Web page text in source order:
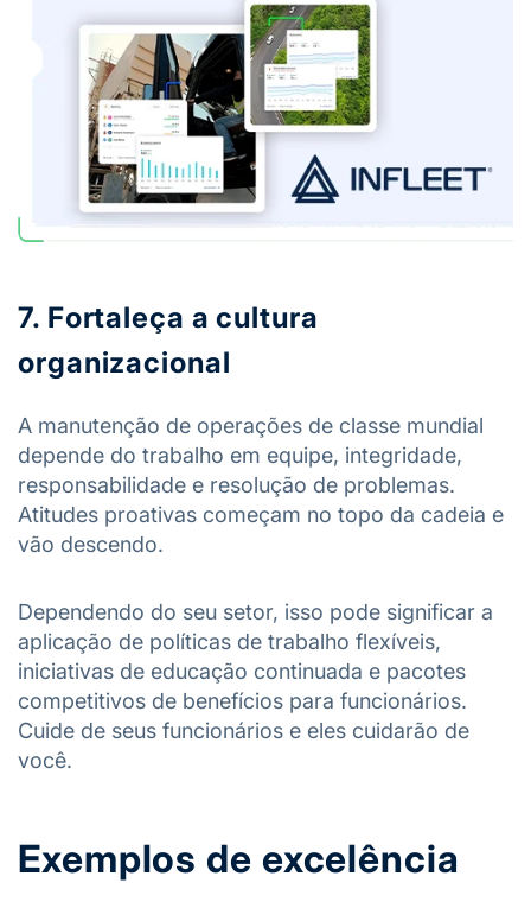
7. Fortaleça a cultura
organizacional
A manutenção de operações de classe mundial
depende do trabalho em equipe, integridade,
responsabilidade e resolução de problemas.
Atitudes proativas começam no topo da cadeia e
vão descendo.
Dependendo do seu setor, isso pode significar a
aplicação de políticas de trabalho flexíveis,
iniciativas de educação continuada e pacotes
competitivos de benefícios para funcionários.
Cuide de seus funcionários e eles cuidarão de
você.
Exemplos de excelência